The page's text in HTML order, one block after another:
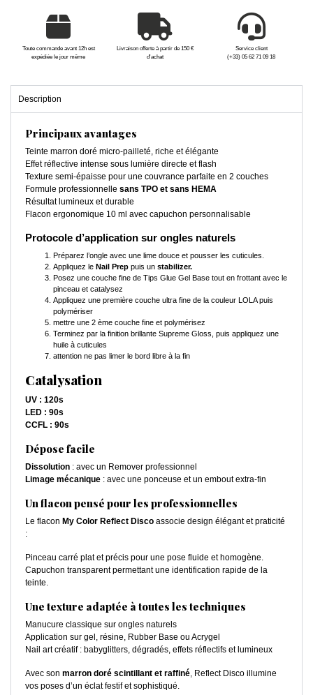
Toute commande avant 12h est
expédiée le jour même
Livraison offerte à partir de 150 €
d'achat
Service client
(+33) 05 62 71 09 18
Description
Principaux avantages
Teinte marron doré micro-pailleté, riche et élégante
Effet réflective intense sous lumière directe et flash
Texture semi-épaisse pour une couvrance parfaite en 2 couches
Formule professionnelle sans TPO et sans HEMA
Résultat lumineux et durable
Flacon ergonomique 10 ml avec capuchon personnalisable
Protocole d’application sur ongles naturels
Préparez l’ongle avec une lime douce et pousser les cuticules.
Appliquez le Nail Prep puis un stabilizer.
Posez une couche fine de Tips Glue Gel Base tout en frottant avec le
pinceau et catalysez
Appliquez une première couche ultra fine de la couleur LOLA puis
polymériser
mettre une 2 ème couche fine et polymérisez
Terminez par la finition brillante Supreme Gloss, puis appliquez une
huile à cuticules
attention ne pas limer le bord libre à la fin
Catalysation
UV : 120s
LED : 90s
CCFL : 90s
Dépose facile
Dissolution : avec un Remover professionnel
Limage mécanique : avec une ponceuse et un embout extra-fin
Un flacon pensé pour les professionnelles
Le flacon My Color Reflect Disco associe design élégant et praticité
:
Pinceau carré plat et précis pour une pose fluide et homogène.
Capuchon transparent permettant une identification rapide de la
teinte.
Une texture adaptée à toutes les techniques
Manucure classique sur ongles naturels
Application sur gel, résine, Rubber Base ou Acrygel
Nail art créatif : babyglitters, dégradés, effets réflectifs et lumineux
Avec son marron doré scintillant et raffiné, Reflect Disco illumine
vos poses d’un éclat festif et sophistiqué.